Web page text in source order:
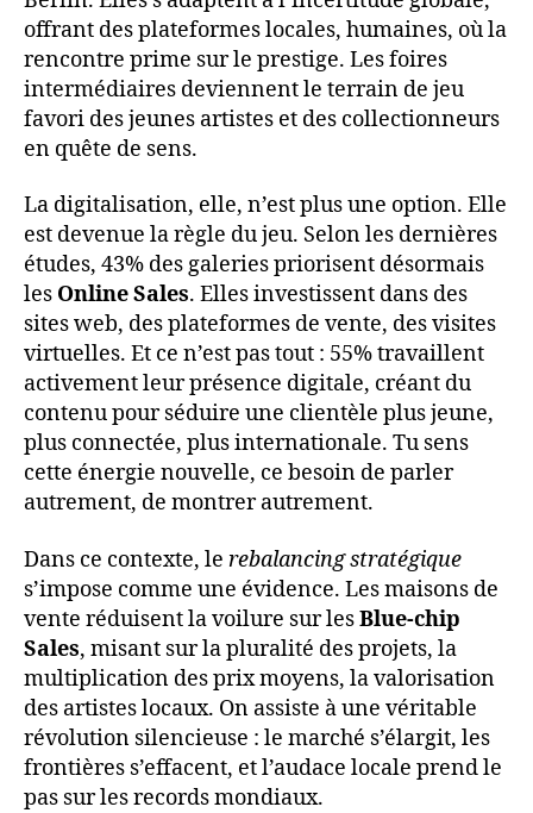
offrant des plateformes locales, humaines, où la
rencontre prime sur le prestige. Les foires
intermédiaires deviennent le terrain de jeu
favori des jeunes artistes et des collectionneurs
en quête de sens.
La digitalisation, elle, n’est plus une option. Elle
est devenue la règle du jeu. Selon les dernières
études, 43% des galeries priorisent désormais
les Online Sales. Elles investissent dans des
sites web, des plateformes de vente, des visites
virtuelles. Et ce n’est pas tout : 55% travaillent
activement leur présence digitale, créant du
contenu pour séduire une clientèle plus jeune,
plus connectée, plus internationale. Tu sens
cette énergie nouvelle, ce besoin de parler
autrement, de montrer autrement.
Dans ce contexte, le rebalancing stratégique
s’impose comme une évidence. Les maisons de
vente réduisent la voilure sur lesBlue-chip
Sales, misant sur la pluralité des projets, la
multiplication des prix moyens, la valorisation
des artistes locaux. On assiste à une véritable
révolution silencieuse : le marché s’élargit, les
frontières s’effacent, et l’audace locale prend le
pas sur les records mondiaux.